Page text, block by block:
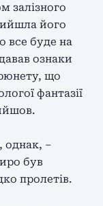
залізного
його
все буде на
ознаки
що
фантазії
–
був
пролетів.